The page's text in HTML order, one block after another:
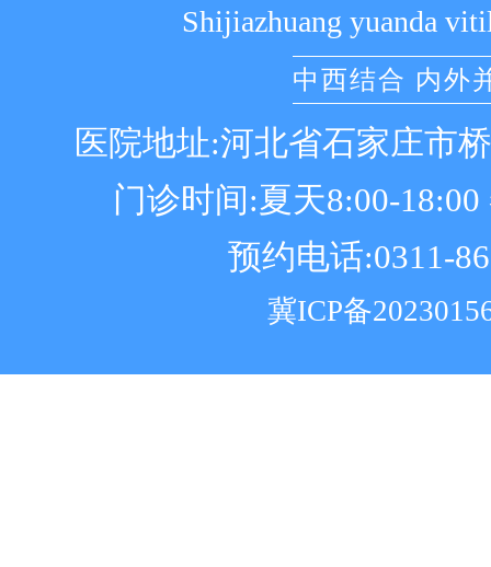
Shijiazhuang yuanda
中西结合 内外
医院地址:河北省石家庄市
门诊时间:夏天8:00-18:00
预约电话:0311-
冀ICP备